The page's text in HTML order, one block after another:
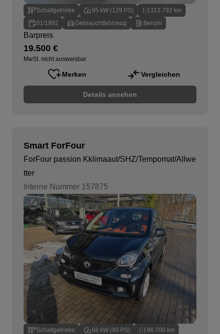
Schaltgetriebe 95 kW (129 PS)
312.792 km
01/1992
Gebrauchtfahrzeug Benzin
Barpreis
19.500 €
MwSt. nicht ausweisbar
Details ansehen
Merken Vergleichen
Smart ForFour
ForFour passion Kklimaaut/SHZ/Tempomat/Allwe
tter
Interne Nummer 157875
Schaltgetriebe 66 kW (90 PS)
96.700 km